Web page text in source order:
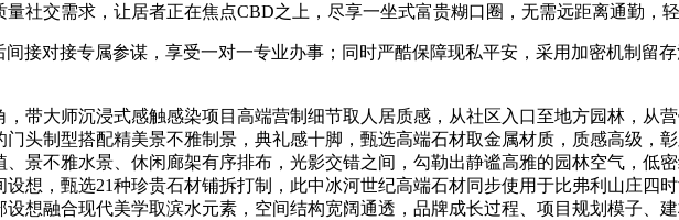
社交需求，让居者正在焦点CBD之上，尽享一坐式富贵糊口圈，无需远距离通勤，轻
对接专属参谋，享受一对一专业办事；同时严酷保障现私平安，采用加密机制留
大师沉浸式感触感染项目高端营制细节取人居质感，从社区入口至地方园林，从
头制型搭配精美景不雅制景，典礼感十脚，甄选高端石材取金属材质，质感高级，
景不雅水景、休闲廊架有序排布，光影交错之间，勾勒出静谧高雅的园林空气，低
想，甄选21种珍贵石材铺拆打制，此中冰河世纪高端石材同步使用于比弗利山庄四
想融合现代美学取滨水元素，空间结构宽阔通透，品牌成长过程、项目规划模子、